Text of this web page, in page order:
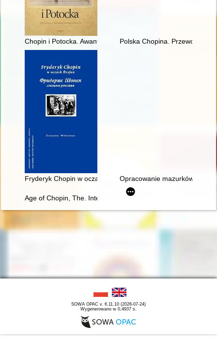
Chopin i Potocka. Awantura o miłosną korespondencję
Polska Chopina. Przewodnik
Fryderyk Chopin w oczach Rosjan. Antologia. Friderik źopen
Opracowanie mazurków
Age of Chopin, The. Interdisciplinary inquiries
SOWA OPAC v. 6.11.10 (2026-07-24)
Wygenerowano w 0,4937 s.